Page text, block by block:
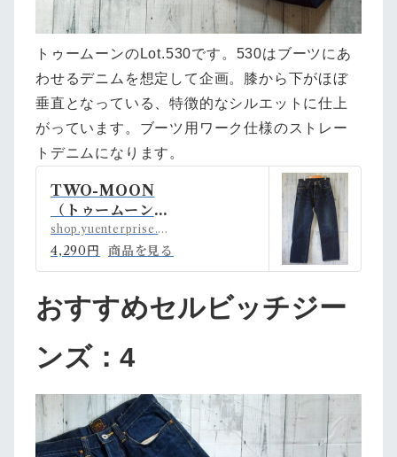
トゥームーンのLot.530です。530はブーツにあ
わせるデニムを想定して企画。膝から下がほぼ
垂直となっている、特徴的なシルエットに仕上
がっています。ブーツ用ワーク仕様のストレー
トデニムになります。
TWO-MOON
（トゥームーン）
530ジーンズ
W30L34 Rank
B | アメカジ古着
YUエンタープラ
イズBASE店 po
wered by BAS
E
shop.yuenterprise.shop
4,290円 商品を見る
おすすめセルビッチジー
ンズ：4